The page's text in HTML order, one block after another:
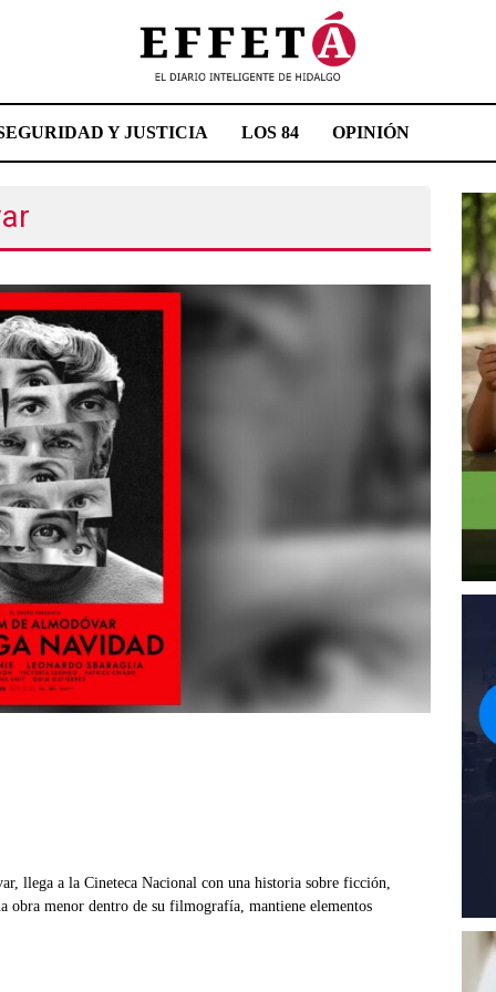
Y JUSTICIA LOS 84 OPINIÓN
llega a la Cineteca Nacional con una historia sobre ficción,
obra menor dentro de su filmografía, mantiene elementos